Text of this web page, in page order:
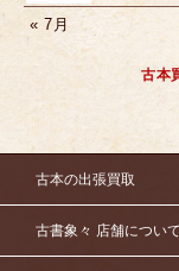
« 7月
古本
古本の出張買取
古書象々 店舗について